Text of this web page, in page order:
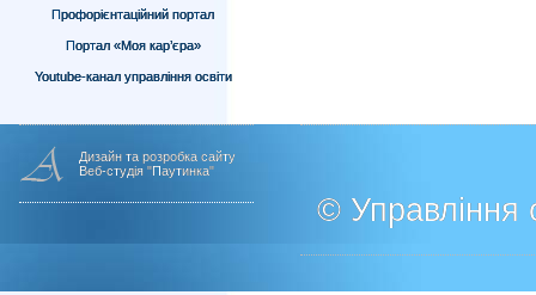
Профорієнтаційний портал
Портал «Моя кар’єра»
Youtube-канал управління освіти
Дизайн та розробка сайту
Веб-студія "Паутинка"
© Управління